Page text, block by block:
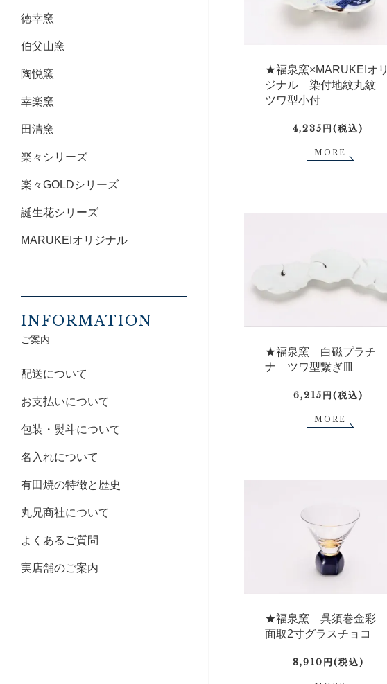
★福泉窯×MARUKEIオリ
ジナル 染付地紋丸紋
ツワ型小付
4,235円(税込)
MORE
★福泉窯 白磁プラチ
ナ ツワ型繋ぎ皿
6,215円(税込)
MORE
★福泉窯 呉須巻金彩
面取2寸グラスチョコ
8,910円(税込)
徳幸窯
伯父山窯
陶悦窯
幸楽窯
田清窯
楽々シリーズ
楽々GOLDシリーズ
誕生花シリーズ
MARUKEIオリジナル
INFORMATION
ご案内
配送について
お支払いについて
包装・熨斗について
名入れについて
有田焼の特徴と歴史
丸兄商社について
よくあるご質問
実店舗のご案内